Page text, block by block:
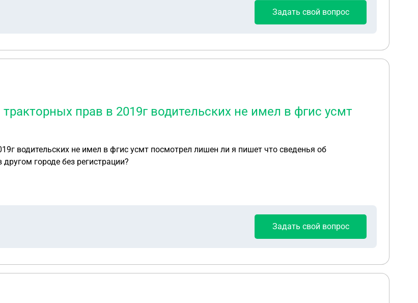
Задать свой вопрос
прав в 2019г водительских не имел в фгис усмт
водительских не имел в фгис усмт посмотрел лишен ли я пишет что сведенья об
городе без регистрации?
Задать свой вопрос